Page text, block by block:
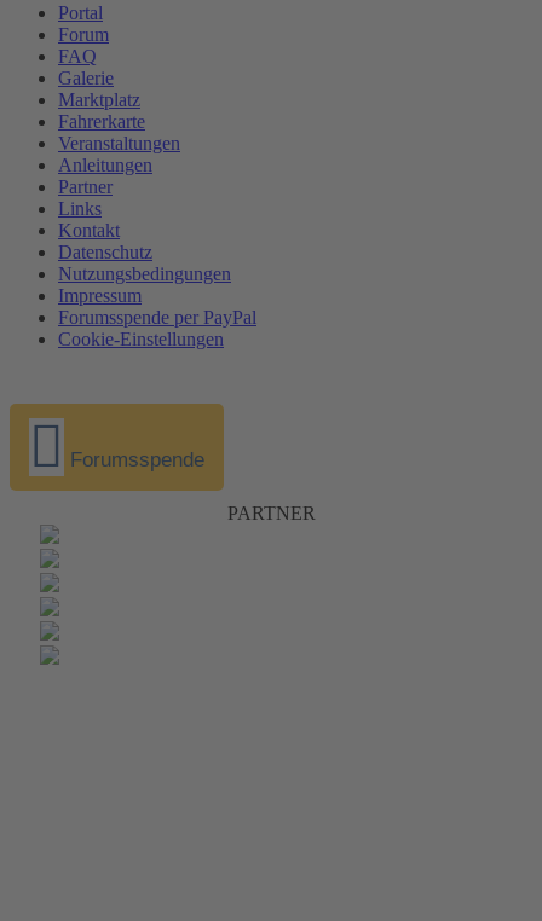
Portal
Forum
FAQ
Galerie
Marktplatz
Fahrerkarte
Veranstaltungen
Anleitungen
Partner
Links
Kontakt
Datenschutz
Nutzungsbedingungen
Impressum
Forumsspende per PayPal
Cookie-Einstellungen
Forumsspende
PARTNER